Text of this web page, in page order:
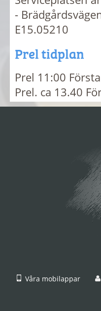
-
E15.05210
Prel tidplan
Prel 11:00
Prel. ca 13.40
Våra mobilappar